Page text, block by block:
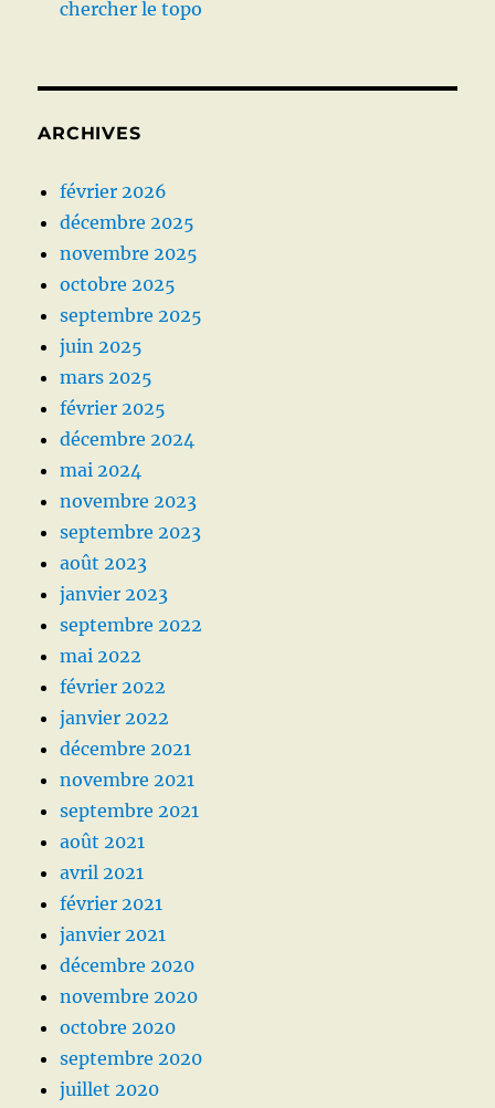
chercher le topo
ARCHIVES
février 2026
décembre 2025
novembre 2025
octobre 2025
septembre 2025
juin 2025
mars 2025
février 2025
décembre 2024
mai 2024
novembre 2023
septembre 2023
août 2023
janvier 2023
septembre 2022
mai 2022
février 2022
janvier 2022
décembre 2021
novembre 2021
septembre 2021
août 2021
avril 2021
février 2021
janvier 2021
décembre 2020
novembre 2020
octobre 2020
septembre 2020
juillet 2020